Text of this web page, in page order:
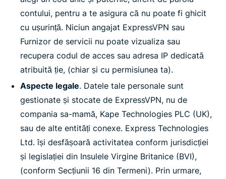
contului, pentru a te asigura că nu poate fi ghicit
cu ușurință. Niciun angajat ExpressVPN sau
Furnizor de servicii nu poate vizualiza sau
recupera codul de acces sau adresa IP dedicată
atribuită ție, (chiar și cu permisiunea ta).
Aspecte legale. Datele tale personale sunt
gestionate și stocate de ExpressVPN, nu de
compania sa-mamă, Kape Technologies PLC (UK),
sau de alte entități conexe. Express Technologies
Ltd. își desfășoară activitatea conform jurisdicției
și legislației din Insulele Virgine Britanice (BVI),
(conform Secțiunii 16 din Termeni). Prin urmare,